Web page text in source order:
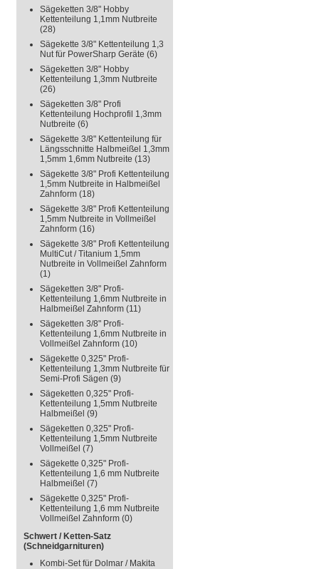
Sägeketten 3/8" Hobby
Kettenteilung 1,1mm Nutbreite
(28)
Sägekette 3/8" Kettenteilung 1,3
Nut für PowerSharp Geräte (6)
Sägeketten 3/8" Hobby
Kettenteilung 1,3mm Nutbreite
(26)
Sägeketten 3/8" Profi
Kettenteilung Hochprofil 1,3mm
Nutbreite (6)
Sägekette 3/8" Kettenteilung für
Längsschnitte Halbmeißel 1,3mm
1,5mm 1,6mm Nutbreite (13)
Sägekette 3/8" Profi Kettenteilung
1,5mm Nutbreite in Halbmeißel
Zahnform (18)
Sägekette 3/8" Profi Kettenteilung
1,5mm Nutbreite in Vollmeißel
Zahnform (16)
Sägekette 3/8" Profi Kettenteilung
MultiCut / Titanium 1,5mm
Nutbreite in Vollmeißel Zahnform
(1)
Sägeketten 3/8" Profi-
Kettenteilung 1,6mm Nutbreite in
Halbmeißel Zahnform (11)
Sägeketten 3/8" Profi-
Kettenteilung 1,6mm Nutbreite in
Vollmeißel Zahnform (10)
Sägekette 0,325" Profi-
Kettenteilung 1,3mm Nutbreite für
Semi-Profi Sägen (9)
Sägeketten 0,325" Profi-
Kettenteilung 1,5mm Nutbreite
Halbmeißel (9)
Sägeketten 0,325" Profi-
Kettenteilung 1,5mm Nutbreite
Vollmeißel (7)
Sägekette 0,325" Profi-
Kettenteilung 1,6 mm Nutbreite
Halbmeißel (7)
Sägekette 0,325" Profi-
Kettenteilung 1,6 mm Nutbreite
Vollmeißel Zahnform (0)
Schwert / Ketten-Satz
(Schneidgarnituren)
Kombi-Set für Dolmar / Makita